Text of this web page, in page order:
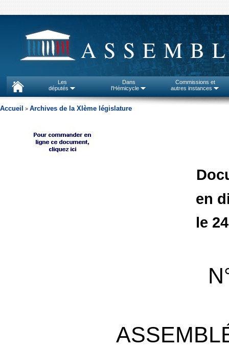
Les
députés
Dans
l'Hémicycle
Commissions et
autres instances
Accueil > Archives de la XIème législature
en
le